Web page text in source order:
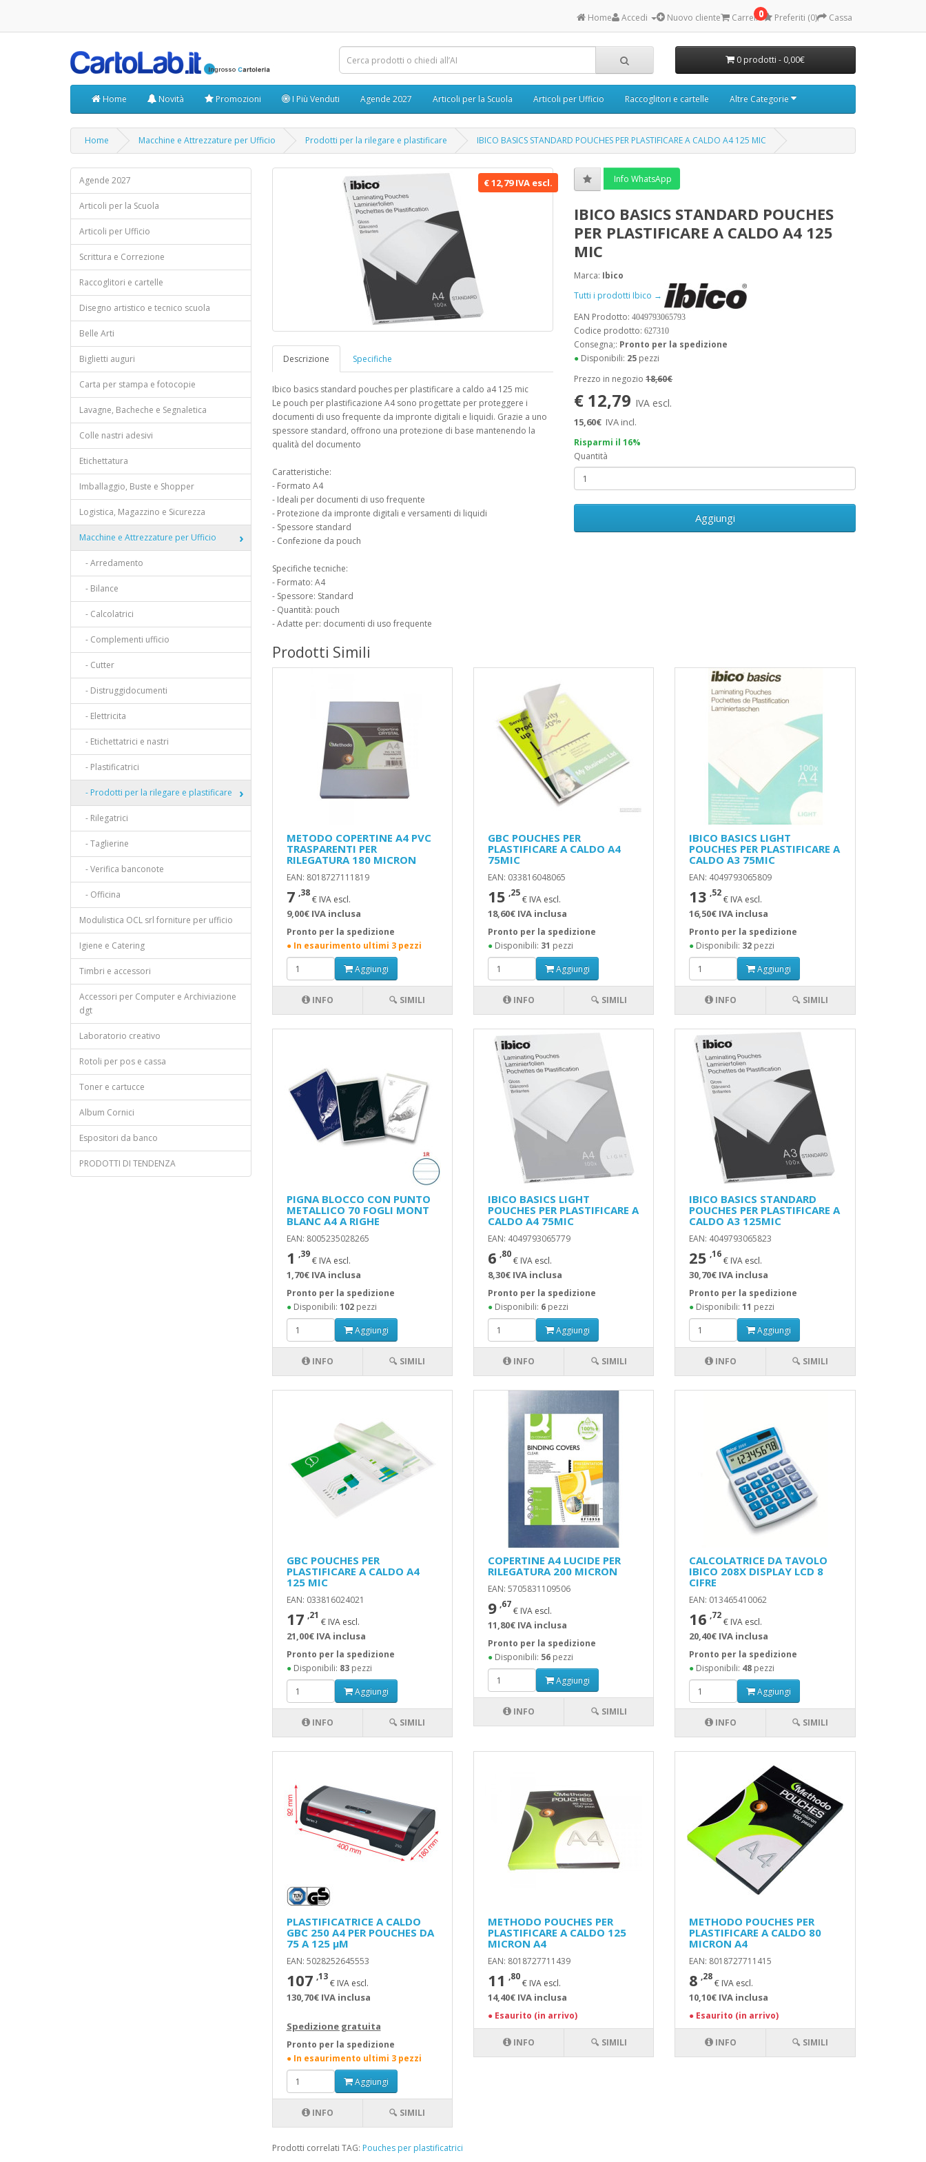
Home Accedi Nuovo cliente 0
Carrello Preferiti (0) Cassa
0 prodotti - 0,00€
Home Novità Promozioni I Più Venduti Agende 2027 Articoli per la Scuola Articoli per Ufficio Raccoglitori e cartelle Altre Categorie
Home Macchine e Attrezzature per Ufficio Prodotti per la rilegare e plastificare IBICO BASICS STANDARD POUCHES PER PLASTIFICARE A CALDO A4 125 MIC
Agende 2027
Articoli per la Scuola
Articoli per Ufficio
Scrittura e Correzione
Raccoglitori e cartelle
Disegno artistico e tecnico scuola
Belle Arti
Biglietti auguri
Carta per stampa e fotocopie
Lavagne, Bacheche e Segnaletica
Colle nastri adesivi
Etichettatura
Imballaggio, Buste e Shopper
Logistica, Magazzino e Sicurezza
Macchine e Attrezzature per Ufficio
- Arredamento
- Bilance
- Calcolatrici
- Complementi ufficio
- Cutter
- Distruggidocumenti
- Elettricita
- Etichettatrici e nastri
- Plastificatrici
- Prodotti per la rilegare e plastificare
- Rilegatrici
- Taglierine
- Verifica banconote
- Officina
Modulistica OCL srl forniture per ufficio
Igiene e Catering
Timbri e accessori
Accessori per Computer e Archiviazione
dgt
Laboratorio creativo
Rotoli per pos e cassa
Toner e cartucce
Album Cornici
Espositori da banco
PRODOTTI DI TENDENZA
€ 12,79 IVA escl.
Descrizione Specifiche
Ibico basics standard pouches per plastificare a caldo a4 125 mic
Le pouch per plastificazione A4 sono progettate per proteggere i
documenti di uso frequente da impronte digitali e liquidi. Grazie a uno
spessore standard, offrono una protezione di base mantenendo la
qualità del documento
Caratteristiche:
- Formato A4
- Ideali per documenti di uso frequente
- Protezione da impronte digitali e versamenti di liquidi
- Spessore standard
- Confezione da pouch
Specifiche tecniche:
- Formato: A4
- Spessore: Standard
- Quantità: pouch
- Adatte per: documenti di uso frequente
Info WhatsApp
IBICO BASICS STANDARD POUCHES
PER PLASTIFICARE A CALDO A4 125
MIC
Marca: Ibico
Tutti i prodotti Ibico →
EAN Prodotto:4049793065793
Codice prodotto:627310
Consegna;: Pronto per la spedizione
● Disponibili: 25 pezzi
Prezzo in negozio18,60€
€ 12,79 IVA escl.
15,60€ IVA incl.
Risparmi il 16%
Quantità
Aggiungi
Prodotti Simili
METODO COPERTINE A4 PVC
TRASPARENTI PER
RILEGATURA 180 MICRON
EAN: 8018727111819
7 ,38
€ IVA escl.
9,00€ IVA inclusa
Pronto per la spedizione
● In esaurimento ultimi 3 pezzi
Aggiungi
INFO 🔍 SIMILI
GBC POUCHES PER
PLASTIFICARE A CALDO A4
75MIC
EAN: 033816048065
15 ,25
€ IVA escl.
18,60€ IVA inclusa
Pronto per la spedizione
●Disponibili: 31 pezzi
Aggiungi
INFO 🔍 SIMILI
IBICO BASICS LIGHT
POUCHES PER PLASTIFICARE A
CALDO A3 75MIC
EAN: 4049793065809
13 ,52
€ IVA escl.
16,50€ IVA inclusa
Pronto per la spedizione
● Disponibili: 32 pezzi
Aggiungi
INFO 🔍 SIMILI
PIGNA BLOCCO CON PUNTO
METALLICO 70 FOGLI MONT
BLANC A4 A RIGHE
EAN: 8005235028265
1 ,39
€ IVA escl.
1,70€ IVA inclusa
Pronto per la spedizione
●Disponibili: 102pezzi
Aggiungi
INFO 🔍 SIMILI
IBICO BASICS LIGHT
POUCHES PER PLASTIFICARE A
CALDO A4 75MIC
EAN: 4049793065779
6 ,80
€ IVA escl.
8,30€ IVA inclusa
Pronto per la spedizione
●Disponibili: 6pezzi
Aggiungi
INFO 🔍 SIMILI
IBICO BASICS STANDARD
POUCHES PER PLASTIFICARE A
CALDO A3 125MIC
EAN: 4049793065823
25 ,16
€ IVA escl.
30,70€ IVA inclusa
Pronto per la spedizione
● Disponibili:11 pezzi
Aggiungi
INFO 🔍 SIMILI
GBC POUCHES PER
PLASTIFICARE A CALDO A4
125 MIC
EAN: 033816024021
17 ,21
€ IVA escl.
21,00€ IVA inclusa
Pronto per la spedizione
●Disponibili: 83pezzi
Aggiungi
INFO 🔍 SIMILI
COPERTINE A4 LUCIDE PER
RILEGATURA 200 MICRON
EAN: 5705831109506
9 ,67
€ IVA escl.
11,80€ IVA inclusa
Pronto per la spedizione
●Disponibili: 56pezzi
Aggiungi
INFO 🔍 SIMILI
CALCOLATRICE DA TAVOLO
IBICO 208X DISPLAY LCD 8
CIFRE
EAN: 013465410062
16 ,72
€ IVA escl.
20,40€ IVA inclusa
Pronto per la spedizione
● Disponibili: 48 pezzi
Aggiungi
INFO 🔍 SIMILI
PLASTIFICATRICE A CALDO
GBC 250 A4 PER POUCHES DA
75 A 125 µM
EAN: 5028252645553
107 ,13
€ IVA escl.
130,70€ IVA inclusa
Spedizione gratuita
Pronto per la spedizione
● In esaurimento ultimi 3 pezzi
Aggiungi
INFO 🔍 SIMILI
METHODO POUCHES PER
PLASTIFICARE A CALDO 125
MICRON A4
EAN: 8018727711439
11 ,80
€ IVA escl.
14,40€ IVA inclusa
● Esaurito (in arrivo)
INFO 🔍 SIMILI
METHODO POUCHES PER
PLASTIFICARE A CALDO 80
MICRON A4
EAN: 8018727711415
8 ,28
€ IVA escl.
10,10€ IVA inclusa
● Esaurito (in arrivo)
INFO 🔍 SIMILI
Prodotti correlati TAG: Pouches per plastificatrici